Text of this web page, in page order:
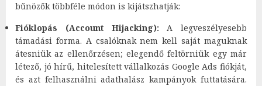
bűnözők többféle módon is kijátszhatják:
Fióklopás (Account Hijacking): A legveszélyesebb
támadási forma. A csalóknak nem kell saját maguknak
átesniük az ellenőrzésen; elegendő feltörniük egy már
létező, jó hírű, hitelesített vállalkozás Google Ads fiókját,
és azt felhasználni adathalász kampányok futtatására.